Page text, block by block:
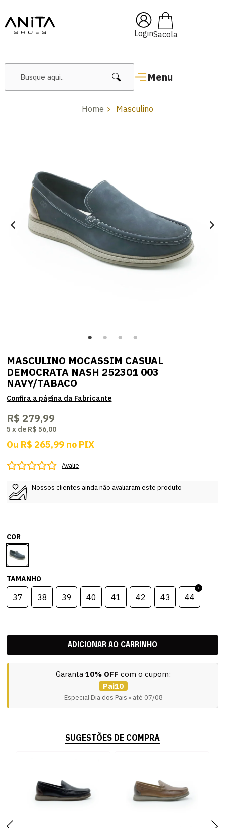
Login
Menu
🔥 Lançamentos Femininos
Home Masculino
MASCULINO MOCASSIM CASUAL
DEMOCRATA NASH 252301 003
NAVY/TABACO
R$ 279,99
5 x de R$ 56,00
Ou R$ 265,99 no PIX
Avalie
Nossos clientes ainda não avaliaram este produto
COR
TAMANHO
37 38 39 40 41 42 43 44
Garanta 10% OFF com o cupom:
Pai10
Especial Dia dos Pais • até 07/08
SUGESTÕES DE COMPRA